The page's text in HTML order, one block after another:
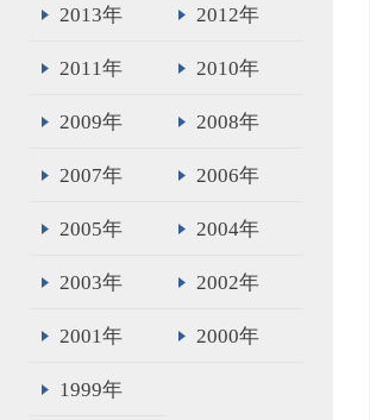
2013年 2012年
2011年 2010年
2009年 2008年
2007年 2006年
2005年 2004年
2003年 2002年
2001年 2000年
1999年